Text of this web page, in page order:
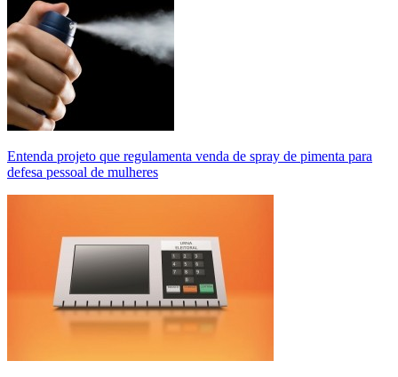
Entenda projeto que regulamenta venda de spray de pimenta para
defesa pessoal de mulheres